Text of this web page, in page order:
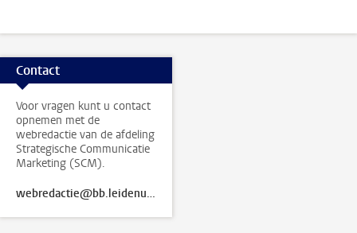
Contact
Voor vragen kunt u contact
opnemen met de
webredactie van de afdeling
Strategische Communicatie
Marketing (SCM).
webredactie@bb.leidenuniv.nl